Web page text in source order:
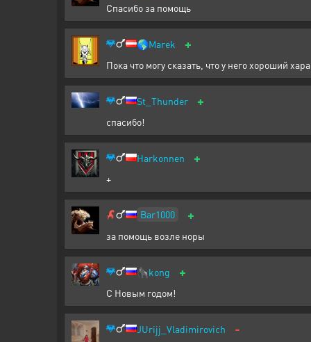
Спасибо за помощь
🌎Marek +
Пока что могу сказать, что у него хороший
St_Thunder +
спасибо!
Harkonnen +
+
Bar1000 +
за помощь возле норы
🦍kong +
С Новым годом!
JUrijj_Vladimirovich -